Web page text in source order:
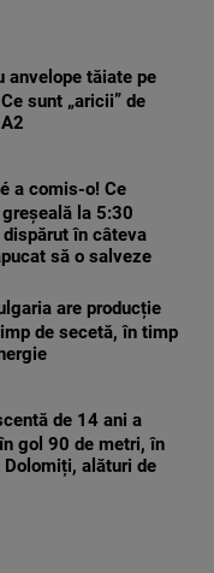
anvelope tăiate pe
sunt „aricii” de
a comis-o! Ce
la 5:30
în câteva
să o salveze
are producție
de secetă, în timp
de 14 ani a
gol 90 de metri, în
alături de